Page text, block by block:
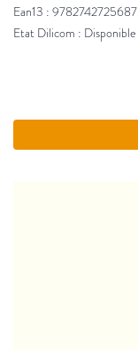
Ean13 : 9782742725687
Etat Dilicom : Disponible